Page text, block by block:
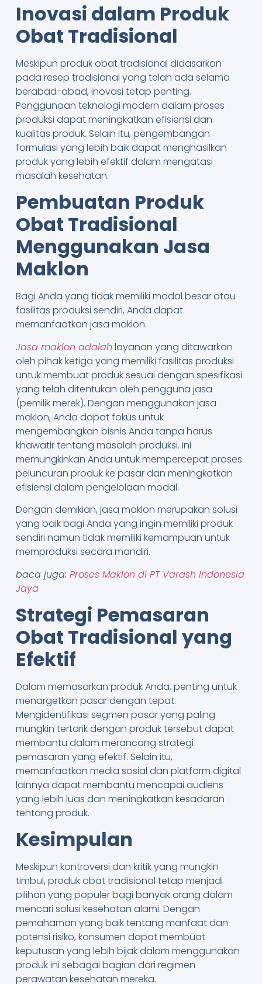
Inovasi dalam Produk
Obat Tradisional
Meskipun produk obat tradisional didasarkan
pada resep tradisional yang telah ada selama
berabad-abad, inovasi tetap penting.
Penggunaan teknologi modern dalam proses
produksi dapat meningkatkan efisiensi dan
kualitas produk. Selain itu, pengembangan
formulasi yang lebih baik dapat menghasilkan
produk yang lebih efektif dalam mengatasi
masalah kesehatan.
Pembuatan Produk
Obat Tradisional
Menggunakan Jasa
Maklon
Bagi Anda yang tidak memiliki modal besar atau
fasilitas produksi sendiri, Anda dapat
memanfaatkan jasa maklon.
Jasa maklon adalah layanan yang ditawarkan
oleh pihak ketiga yang memiliki fasilitas produksi
untuk membuat produk sesuai dengan spesifikasi
yang telah ditentukan oleh pengguna jasa
(pemilik merek). Dengan menggunakan jasa
maklon, Anda dapat fokus untuk
mengembangkan bisnis Anda tanpa harus
khawatir tentang masalah produksi. Ini
memungkinkan Anda untuk mempercepat proses
peluncuran produk ke pasar dan meningkatkan
efisiensi dalam pengelolaan modal.
Dengan demikian, jasa maklon merupakan solusi
yang baik bagi Anda yang ingin memiliki produk
sendiri namun tidak memiliki kemampuan untuk
memproduksi secara mandiri.
baca juga: Proses Maklon di PT Varash Indonesia
Jaya
Strategi Pemasaran
Obat Tradisional yang
Efektif
Dalam memasarkan produk Anda, penting untuk
menargetkan pasar dengan tepat.
Mengidentifikasi segmen pasar yang paling
mungkin tertarik dengan produk tersebut dapat
membantu dalam merancang strategi
pemasaran yang efektif. Selain itu,
memanfaatkan media sosial dan platform digital
lainnya dapat membantu mencapai audiens
yang lebih luas dan meningkatkan kesadaran
tentang produk.
Kesimpulan
Meskipun kontroversi dan kritik yang mungkin
timbul, produk obat tradisional tetap menjadi
pilihan yang populer bagi banyak orang dalam
mencari solusi kesehatan alami. Dengan
pemahaman yang baik tentang manfaat dan
potensi risiko, konsumen dapat membuat
keputusan yang lebih bijak dalam menggunakan
produk ini sebagai bagian dari regimen
perawatan kesehatan mereka.